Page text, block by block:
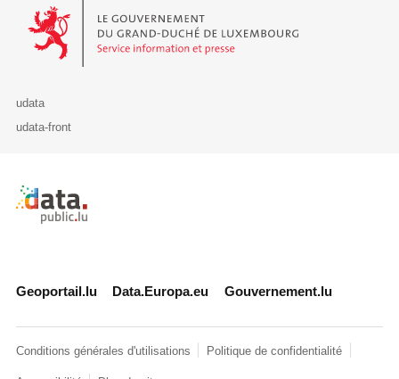
Le Gouvernement du Grand-Duché de Luxembourg - Service
udata
udata-front
Retour à l'accueil de data.public.lu
Geoportail.lu Data.Europa.eu Gouvernement.lu
Conditions générales d'utilisations Politique de confidentialité